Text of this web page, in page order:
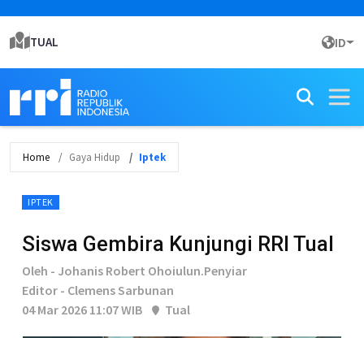
TUAL ID
Home Gaya Hidup Iptek
IPTEK
Siswa Gembira Kunjungi RRI Tual
Oleh - Johanis Robert Ohoiulun.Penyiar
Editor - Clemens Sarbunan
04 Mar 2026 11:07 WIB
Tual